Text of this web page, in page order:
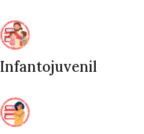
Infantojuvenil